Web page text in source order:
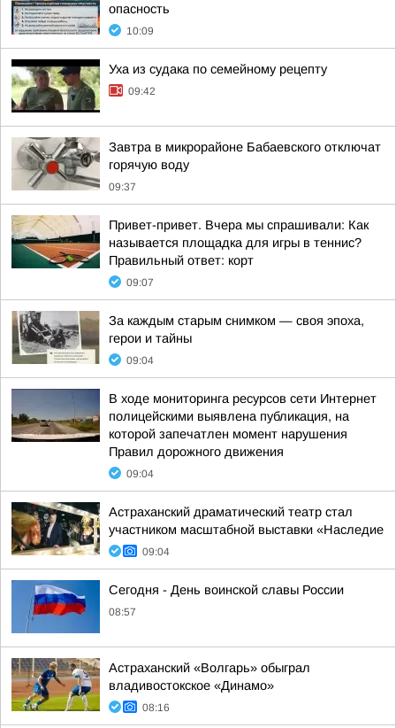
опасность
10:09
Уха из судака по семейному рецепту
09:42
Завтра в микрорайоне Бабаевского отключат
горячую воду
09:37
Привет-привет. Вчера мы спрашивали: Как
называется площадка для игры в теннис?
Правильный ответ: корт
09:07
За каждым старым снимком — своя эпоха,
герои и тайны
09:04
В ходе мониторинга ресурсов сети Интернет
полицейскими выявлена публикация, на
которой запечатлен момент нарушения
Правил дорожного движения
09:04
Астраханский драматический театр стал
участником масштабной выставки «Наследие
09:04
Сегодня - День воинской славы России
08:57
Астраханский «Волгарь» обыграл
владивостокское «Динамо»
08:16